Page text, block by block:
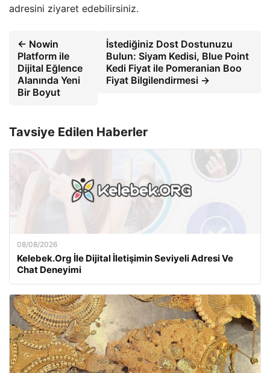
adresini ziyaret edebilirsiniz.
← Nowin
Platform ile
Dijital Eğlence
Alanında Yeni
Bir Boyut
İstediğiniz Dost Dostunuzu
Bulun: Siyam Kedisi, Blue Point
Kedi Fiyat ile Pomeranian Boo
Fiyat Bilgilendirmesi →
Tavsiye Edilen Haberler
08/08/2026
Kelebek.Org İle Dijital İletişimin Seviyeli Adresi Ve
Chat Deneyimi